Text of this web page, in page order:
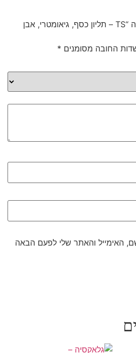
היה הראשון לכתוב סקירה “TS – תליון כסף, גיאומטרי, אבן
החובה מסומנים *
האימייל והאתר שלי לפעם הבאה